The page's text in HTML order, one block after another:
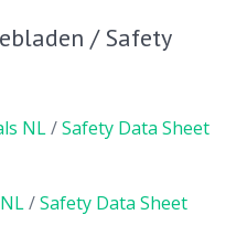
/ Safety
NL/Safety Data Sheet
/Safety Data Sheet